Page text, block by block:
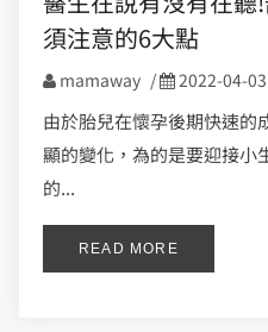
須注意的6大點
mamaway / 2022-04-03
由於胎兒在懷孕後期快速的
顯的變化，為的是要迎接小
的...
READ MORE